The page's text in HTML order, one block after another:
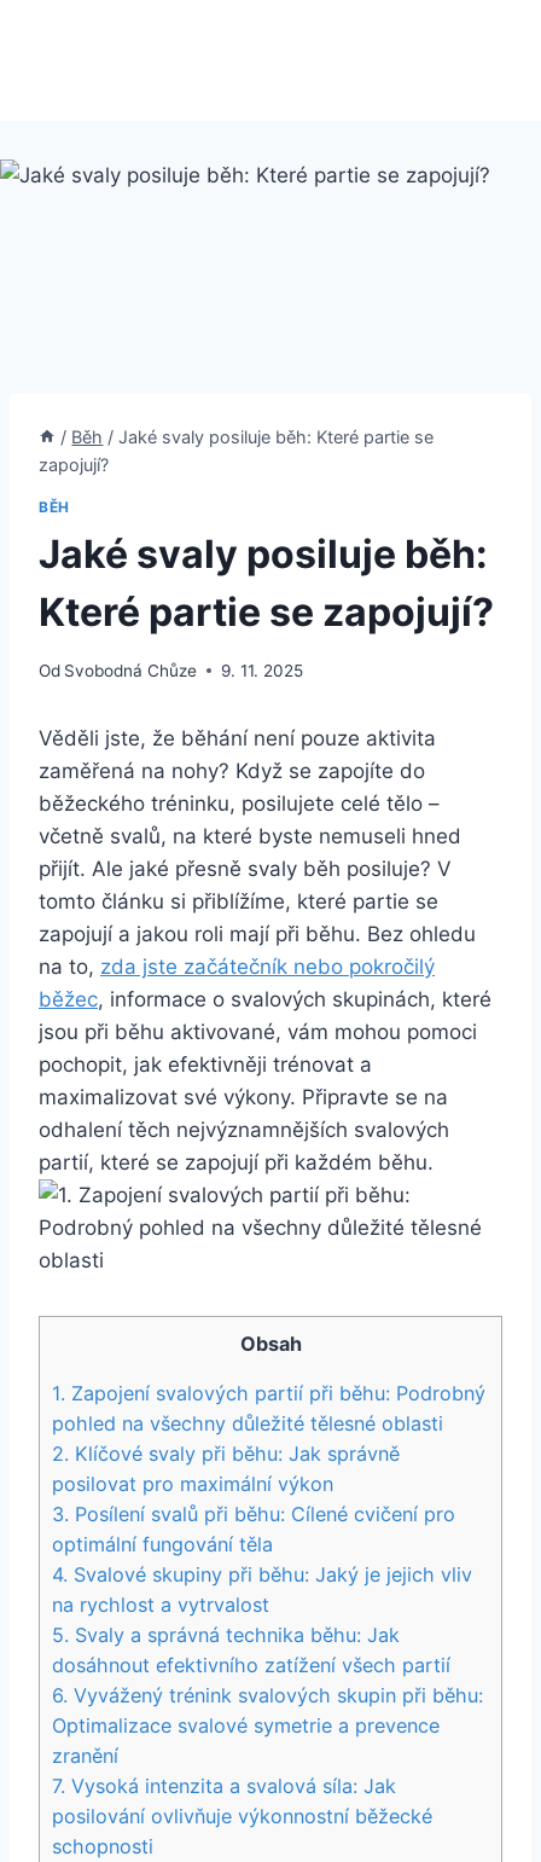
/ Běh / Jaké svaly posiluje běh: Které partie se
zapojují?
BĚH
Jaké svaly posiluje běh:
Které partie se zapojují?
Od Svobodná Chůze 9. 11. 2025
Věděli jste, že běhání není pouze aktivita
zaměřená na nohy? Když se zapojíte do
běžeckého tréninku, posilujete celé tělo –
včetně svalů, na které byste nemuseli hned
přijít. Ale jaké přesně svaly běh posiluje? V
tomto článku si přiblížíme, které partie se
zapojují a jakou roli mají při běhu. Bez ohledu
na to, zda jste začátečník nebo pokročilý
běžec, informace o svalových skupinách, které
jsou při běhu aktivované, vám mohou pomoci
pochopit, jak efektivněji trénovat a
maximalizovat své výkony. Připravte se na
odhalení těch nejvýznamnějších svalových
partií, které se zapojují při každém běhu.
Obsah
1. Zapojení svalových partií při běhu: Podrobný
pohled na všechny důležité tělesné oblasti
2. Klíčové svaly při běhu: Jak správně
posilovat pro maximální výkon
3. Posílení svalů při běhu: Cílené cvičení pro
optimální fungování těla
4. Svalové skupiny při běhu: Jaký je jejich vliv
na rychlost a vytrvalost
5. Svaly a správná technika běhu: Jak
dosáhnout efektivního zatížení všech partií
6. Vyvážený trénink svalových skupin při běhu:
Optimalizace svalové symetrie a prevence
zranění
7. Vysoká intenzita a svalová síla: Jak
posilování ovlivňuje výkonnostní běžecké
schopnosti